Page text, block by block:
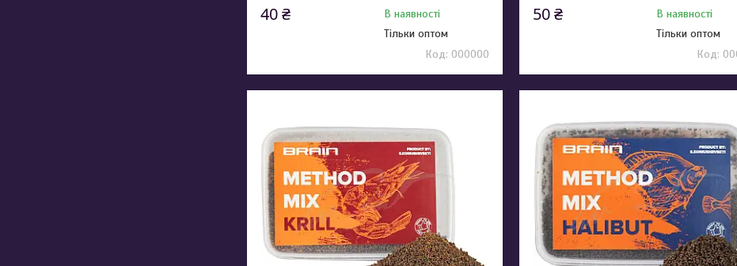
40 ₴
В наявності
Тільки оптом
000000
50 ₴
В наявності
Тільки оптом